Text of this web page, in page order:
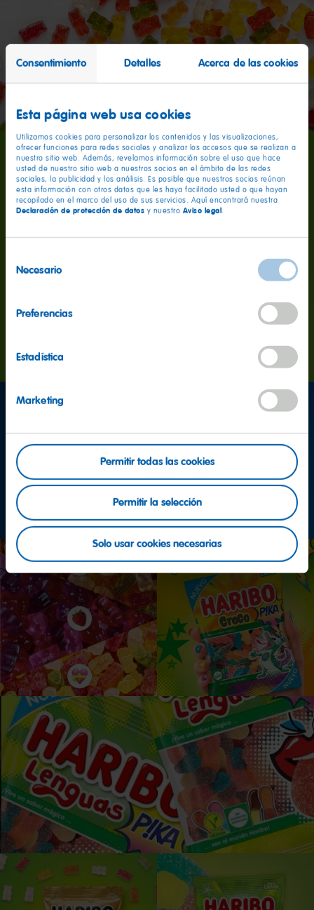
Consentimiento Detalles Acerca de las cookies
Esta página web usa cookies
Utilizamos cookies para personalizar los contenidos y las visualizaciones,
ofrecer funciones para redes sociales y analizar los accesos que se realizan a
nuestro sitio web. Además, revelamos información sobre el uso que hace
usted de nuestro sitio web a nuestros socios en el ámbito de las redes
sociales, la publicidad y los análisis. Es posible que nuestros socios reúnan
esta información con otros datos que les haya facilitado usted o que hayan
recopilado en el marco del uso de sus servicios. Aquí encontrará nuestra
Declaración de protección de datos y nuestro Aviso legal.
deNecesario
Preferencias
Estadística
Marketing
Permitir todas las cookies
Permitir la selección
Solo usar cookies necesarias
160 millones
mejores ingredientes, nuestras recetas originales y
controles estrictos: ¡Lo que cuenta, ante todo, es la
¿Quieres descubrir el perfil
más dulce de la web?